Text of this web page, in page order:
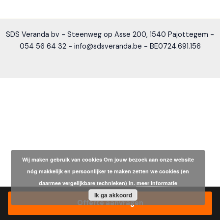
SDS Veranda bv - Steenweg op Asse 200, 1540 Pajottegem -
054 56 64 32 - info@sdsveranda.be - BE0724.691.156
Offerte aanvragen
Wij maken gebruik van cookies Om jouw bezoek aan onze website
nóg makkelijk en persoonlijker te maken zetten we cookies (en
daarmee vergelijkbare technieken) in.meer informatie
Ik ga akkoord